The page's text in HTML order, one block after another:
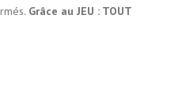
Grâce au JEU : TOUT